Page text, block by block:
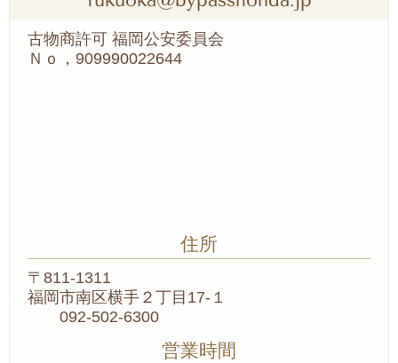
古物商許可 福岡公安委員会
Ｎｏ，909990022644
住所
〒811-1311
福岡市南区横手２丁目17-１
092-502-6300
営業時間